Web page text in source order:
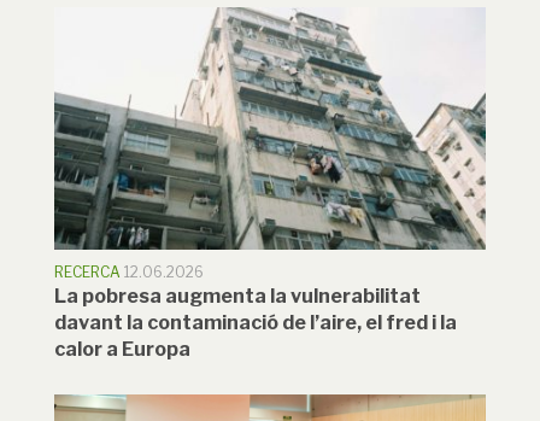
RECERCA 12.06.2026
La pobresa augmenta la vulnerabilitat
davant la contaminació de l’aire, el fred i la
calor a Europa